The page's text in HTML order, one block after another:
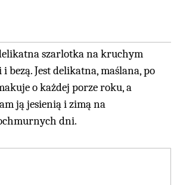
szarlotka na kruchym
i bezą. Jest delikatna, maślana, po
o każdej porze roku, a
ją jesienią i zimą na
dni.